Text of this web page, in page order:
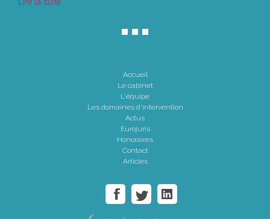
Accueil
Le cabinet
L'équipe
Les domaines d'intervention
Actus
Eurojuris
Honoraires
Contact
Articles